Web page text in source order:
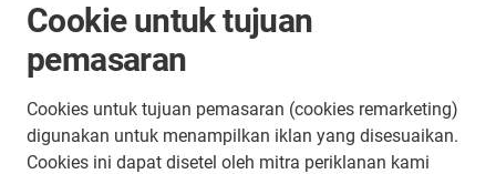
Cookie untuk tujuan
pemasaran
Cookies untuk tujuan pemasaran (cookies remarketing)
digunakan untuk menampilkan iklan yang disesuaikan.
Cookies ini dapat disetel oleh mitra periklanan kami